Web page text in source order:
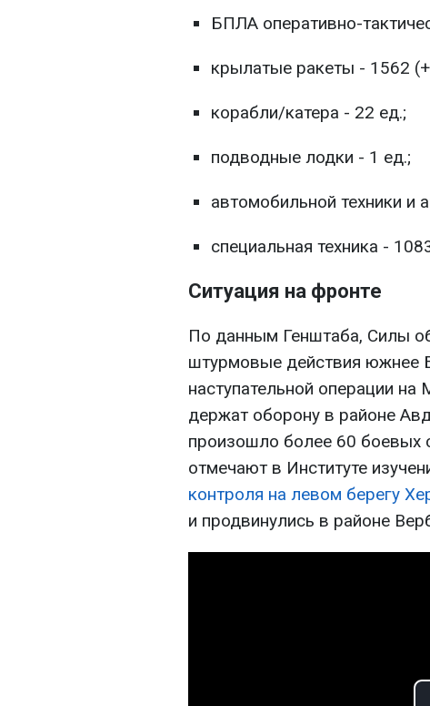
БПЛА оперативно-
крылатые ракеты - 1562
корабли/катера - 22 ед.;
подводные лодки - 1 ед.;
автомобильной техники и
специальная техника -
Ситуация на фронте
По данным Генштаба, Силы
штурмовые действия южнее
наступательной операции
держат оборону в районе
произошло более 60 боевых
отмечают в Институте
контроля на левом берегу
и продвинулись в районе